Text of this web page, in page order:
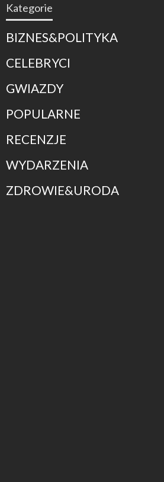
Kategorie
BIZNES&POLITYKA
CELEBRYCI
GWIAZDY
POPULARNE
RECENZJE
WYDARZENIA
ZDROWIE&URODA